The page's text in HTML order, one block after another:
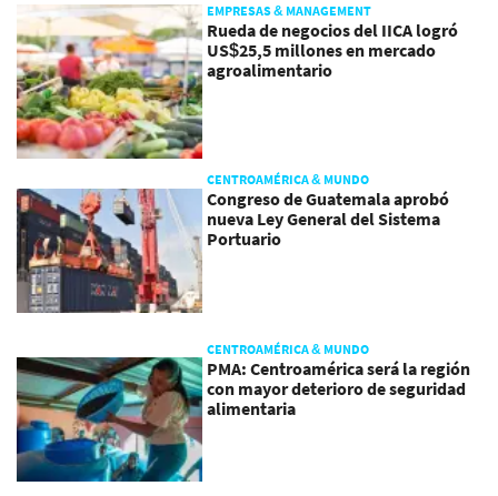
EMPRESAS & MANAGEMENT
Rueda de negocios del IICA logró
US$25,5 millones en mercado
agroalimentario
CENTROAMÉRICA & MUNDO
Congreso de Guatemala aprobó
nueva Ley General del Sistema
Portuario
CENTROAMÉRICA & MUNDO
PMA: Centroamérica será la región
con mayor deterioro de seguridad
alimentaria